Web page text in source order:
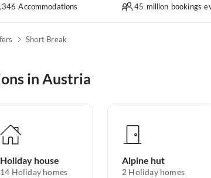
Accommodations 45 million bookings
Short Break
in Austria
Holiday house
14 Holiday homes
Alpine hut
2 Holiday homes